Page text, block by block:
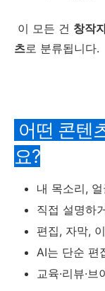
이 모든 건 창작
츠로 분류됩니다.
어떤 콘텐
요?
내 목소리,
직접 설명하
편집, 자막,
AI는 단순 편
교육·리뷰·